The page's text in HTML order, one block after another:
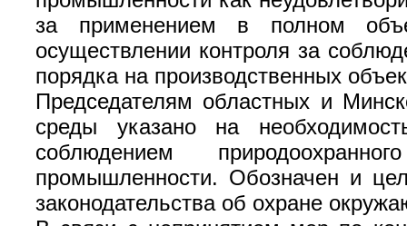
за применением в полном
осуществлении контроля за
порядка на производственных
Председателям областных и
среды указано на
соблюдением
промышленности. Обозначен и
законодательства об охране